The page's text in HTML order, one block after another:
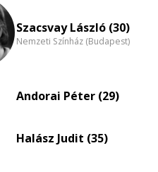
nagyítása
Szacsvay László (30)
Nemzeti Színház (Budapest)
Andorai Péter (29)
Halász Judit (35)